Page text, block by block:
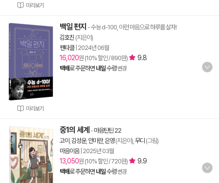
미리보기
미리보기
백일 편지 - 수능 d-100, 이런 마음으로 하루를 살자!
김호진 (지은이)
펜타클| 2024년 06월
16,020원 (10% 할인 / 890원) 9.8
택배로 주문하면 내일수령 변경
중1의 세계 - 마음틴틴 22
고이 김성운, 안미란,은영(지은이), 무디 (그림)
마음이음| 2025년 03월
13,050원 (10% 할인 / 720원) 9.9
택배로 주문하면 내일수령 변경